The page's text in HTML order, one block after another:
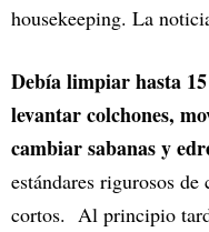
housekeeping. La
Debía limpiar hasta
levantar colchones,
cambiar sabanas y
estándares rigurosos
cortos. Al principio